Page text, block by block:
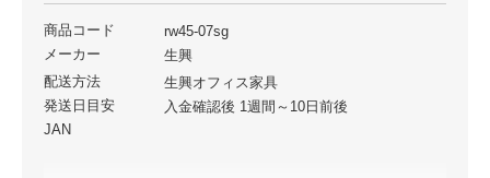
商品コード
rw45-07sg
メーカー
生興
配送方法
生興オフィス家具
発送日目安
入金確認後 1週間～10日前後
JAN